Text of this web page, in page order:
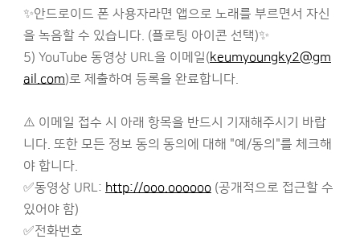
✨안드로이드 폰 사용자라면 앱으로 노래를 부르면서 자신
을 녹음할 수 있습니다. (플로팅 아이콘 선택)✨
5) YouTube 동영상 URL을 이메일(keumyoungky2@gm
ail.com)로 제출하여 등록을 완료합니다.
⚠️ 이메일 접수 시 아래 항목을 반드시 기재해주시기 바랍
니다. 또한 모든 정보 동의 동의에 대해 "예/동의"를 체크해
야 합니다.
✅동영상 URL: http://ooo.oooooo(공개적으로 접근할 수
있어야 함)
✅전화번호